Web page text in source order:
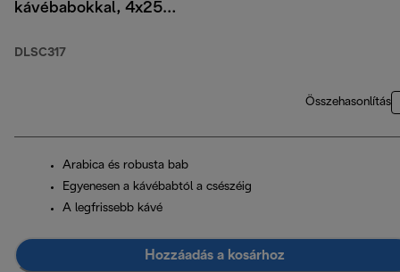
kávébabokkal, 4x250
és vízszűrő
DLSC317
Összehasonlítás
Arabica és robusta bab
Egyenesen a kávébabtól a csészéig
A legfrissebb kávé
Hozzáadás a kosárhoz